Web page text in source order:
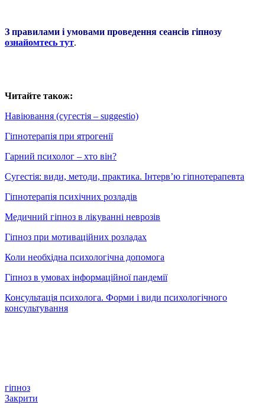
З правилами і умовами проведення сеансів гіпнозу
ознайомтесь тут.
Читайте також:
Навіювання (сугестія – suggestio)
Гіпнотерапія при ятрогенії
Гарний психолог – хто він?
Сугестія: види, методи, практика. Інтерв’ю гіпнотерапевта
Гіпнотерапія психічних розладів
Медичний гіпноз в лікуванні неврозів
Гіпноз при мотиваційних розладах
Коли необхідна психологічна допомога
Гіпноз в умовах інформаційної пандемії
Консультація психолога. Форми і види психологічного
консультування
гіпноз
Закрити